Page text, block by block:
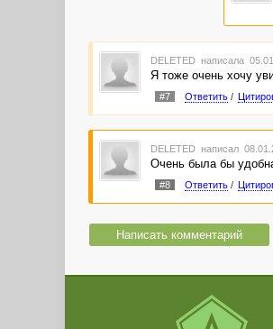
DELETED написала
Я тоже очень хочу
#7 Ответить/
DELETED написал
Очень была бы
#8 Ответить/
Написать комментарий